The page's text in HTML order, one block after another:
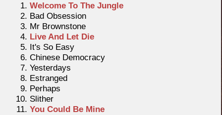
Welcome To The Jungle
Bad Obsession
Mr Brownstone
Live And Let Die
It's So Easy
Chinese Democracy
Yesterdays
Estranged
Perhaps
Slither
You Could Be Mine